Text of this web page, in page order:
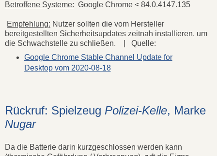
Betroffene Systeme: Google Chrome < 84.0.4147.135
Empfehlung: Nutzer sollten die vom Hersteller
bereitgestellten Sicherheitsupdates zeitnah installieren, um
die Schwachstelle zu schließen. | Quelle:
Google Chrome Stable Channel Update for
Desktop vom 2020-08-18
Rückruf: Spielzeug Polizei-Kelle, Marke
Nugar
Da die Batterie darin kurzgeschlossen werden kann